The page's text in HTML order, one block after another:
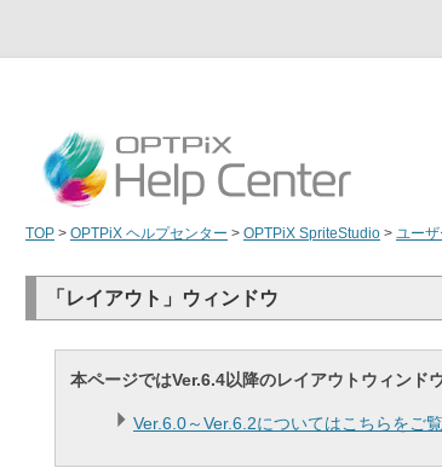
TOP > OPTPiX ヘルプセンター > OPTPiX SpriteStudio > ユー
「レイアウト」ウィンドウ
本ページではVer.6.4以降のレイアウトウィンド
Ver.6.0～Ver.6.2についてはこちらをご覧